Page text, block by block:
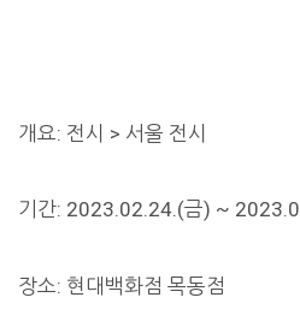
개요: 전시 > 서울 전시
기간: 2023.02.24.(금) ~
장소: 현대백화점 목동점